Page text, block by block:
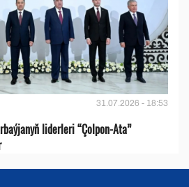
31.07.2026 - 18:53
liderleri “Çolpon-Ata”